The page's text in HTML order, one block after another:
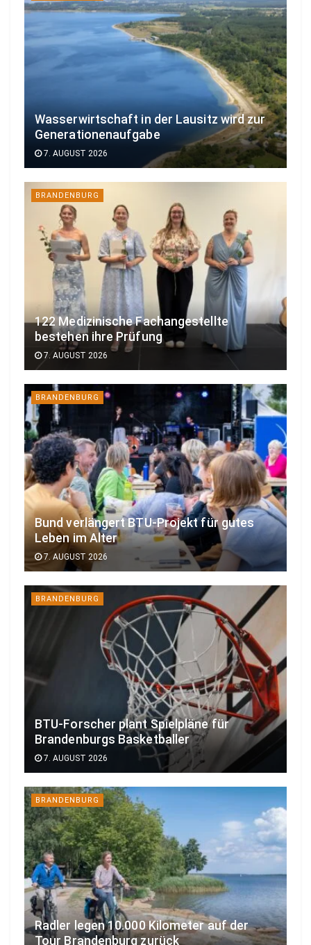
Wasserwirtschaft in der Lausitz wird zur
Generationenaufgabe
7. AUGUST 2026
BRANDENBURG
122 Medizinische Fachangestellte
bestehen ihre Prüfung
7. AUGUST 2026
BRANDENBURG
Bund verlängert BTU-Projekt für gutes
Leben im Alter
7. AUGUST 2026
BRANDENBURG
BTU-Forscher plant Spielpläne für
Brandenburgs Basketballer
7. AUGUST 2026
BRANDENBURG
Radler legen 10.000 Kilometer auf der
Tour Brandenburg zurück